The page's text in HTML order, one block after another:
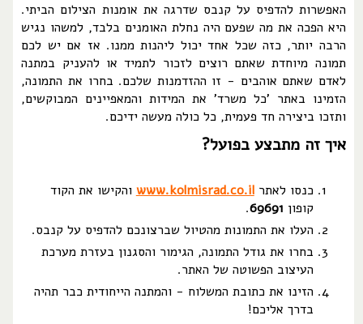
האפשרות להדפיס על קנבס שדרגה את אומנות הצילום הביתי.
היא הפכה את מה שפעם היה נחלת האומנים בלבד, למשהו נגיש
הרבה יותר, כזה שכל אחד יכול ליהנות ממנו. אז אם יש לכם
תמונה מיוחדת שאתם רוצים לזכור לתמיד או להעניק במתנה
לאדם שאתם אוהבים - זו ההזדמנות שלכם. בחרו את התמונה,
הזמינו באתר 'כל משרד' את המידות והמאפיינים המבוקשים,
ותזכו ביצירה חד פעמית, כל כולה מעשה ידיכם.
איך זה מתבצע בפועל?
כנסו לאתרwww.kolmisrad.co.il והקישו את הקוד
קופון 69691
.
העלו את התמונות מהטיול שברצונכם להדפיס על קנבס.
בחרו את גודל התמונה, הגימור והסגנון בעזרת מערכת
העיצוב הפשוטה של האתר.
הזינו את כתובת המשלוח - והמתנה הייחודית כבר תהיה
בדרך אליכם!